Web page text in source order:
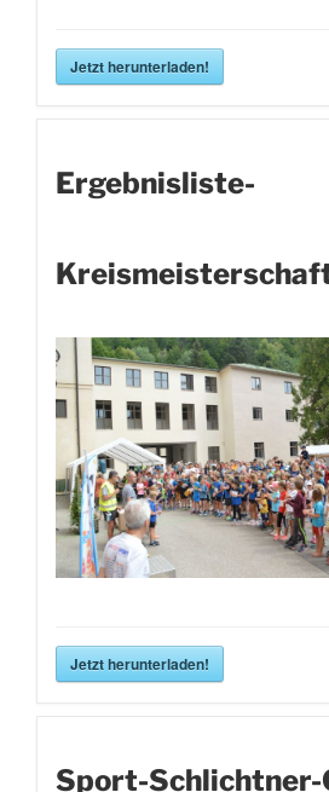
Jetzt herunterladen!
Ergebnisliste-
Jetzt herunterladen!
Sport-Schlichtner-